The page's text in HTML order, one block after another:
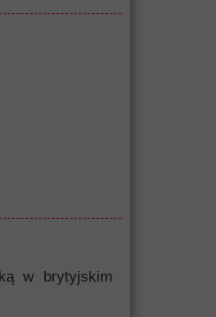
w brytyjskim